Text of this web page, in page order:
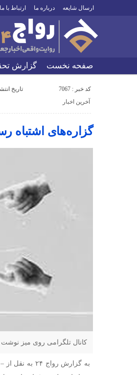
ارسال شایعه درباره ما ارتباط با ما
صفحه نخست گزارش
کد خبر : 7067 تاریخ انتشار :
آخرین اخبار
گزاره‌های اشتباه
کانال تلگرامی روی میز نوشت
به گزارش رواج ۲۴ به نقل از –